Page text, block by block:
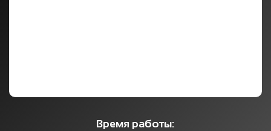
Время работы: